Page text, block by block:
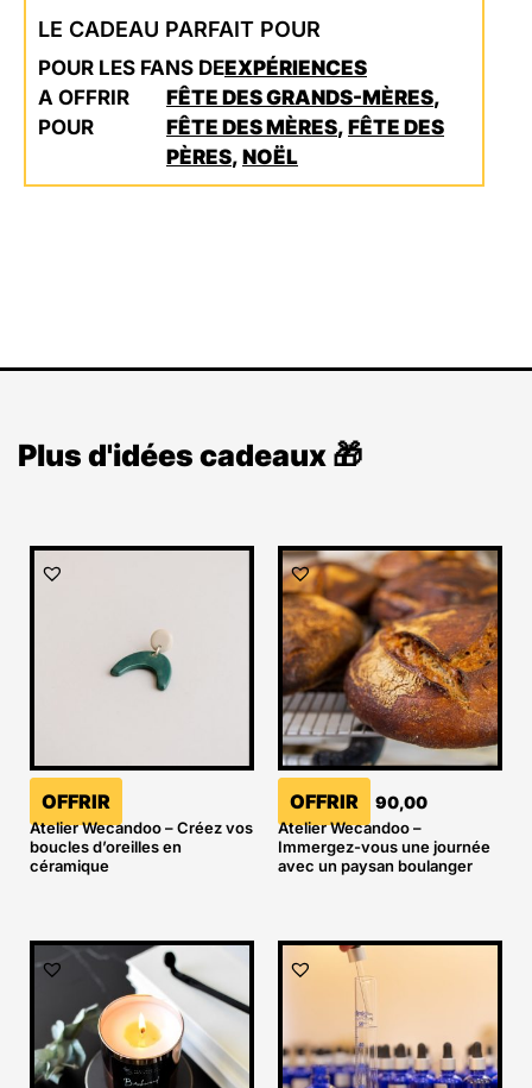
LE CADEAU PARFAIT POUR
POUR LES FANS DEEXPÉRIENCES
A OFFRIR
POUR
FÊTE DES GRANDS-MÈRES,
FÊTE DES MÈRES, FÊTE DES
PÈRES, NOËL
Plus d'idées cadeaux 🎁
OFFRIR
Atelier Wecandoo – Créez vos
boucles d’oreilles en
céramique
OFFRIR 90,00
Atelier Wecandoo –
Immergez-vous une journée
avec un paysan boulanger